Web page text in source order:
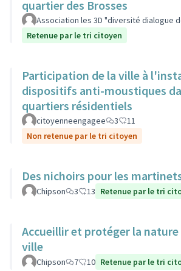
quartier des Brosses
Association les 3D "diversité dialogue
Retenue par le tri citoyen
Participation de la ville à
dispositifs anti-moustiques
quartiers résidentiels
citoyenneengagee 3
11
Non retenue par le tri citoyen
Des nichoirs pour les
Chipson 3 13 Retenue par le tri
Accueillir et protéger la
ville
Chipson 7 10 Retenue par le tri